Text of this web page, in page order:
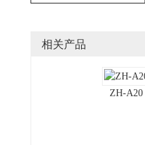
相关产品
ZH-A20